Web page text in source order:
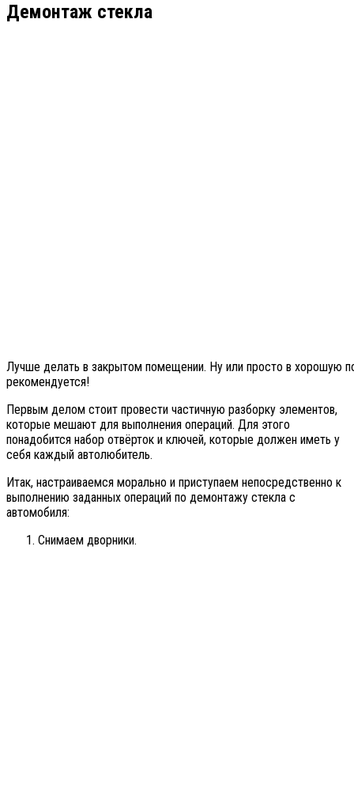
Демонтаж стекла
Лучше делать в закрытом помещении. Ну или просто в хорошую
рекомендуется!
Первым делом стоит провести частичную разборку элементов,
которые мешают для выполнения операций. Для этого
понадобится набор отвёрток и ключей, которые должен иметь у
себя каждый автолюбитель.
Итак, настраиваемся морально и приступаем непосредственно к
выполнению заданных операций по демонтажу стекла с
автомобиля:
Снимаем дворники.